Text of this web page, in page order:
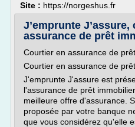
Site : https://norgeshus.fr
J’emprunte
assurance de prêt
Courtier en assurance de
Courtier en assurance de
J'emprunte J'assure est
l'assurance de prêt
meilleure offre d'assurance.
proposée par votre banque
que vous considérez qu'elle